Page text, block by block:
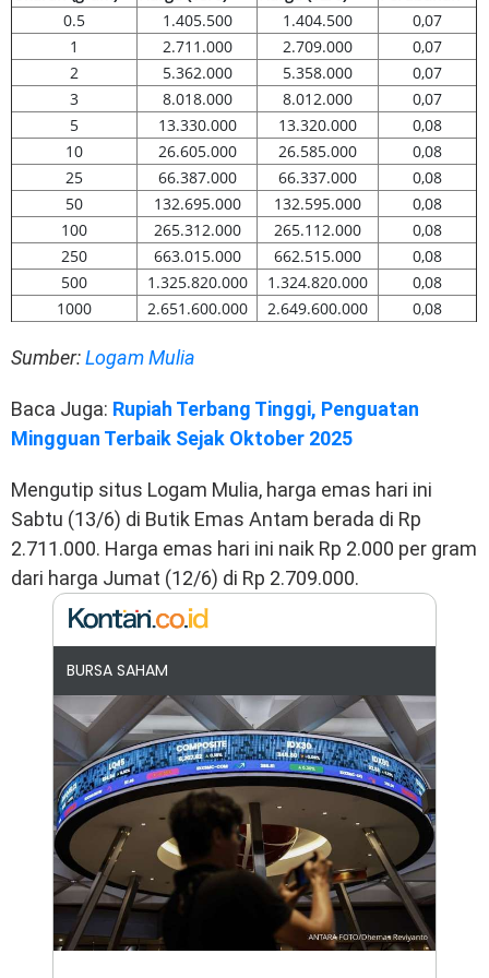
0.5
1.405.500 1.404.500
0,07
1
2.711.000 2.709.000
0,07
2
5.362.000 5.358.000
0,07
3
8.018.000 8.012.000
0,07
5
13.330.000 13.320.000
0,08
10
26.605.000 26.585.000
0,08
25
66.387.000 66.337.000
0,08
50
132.695.000 132.595.000
0,08
100
265.312.000 265.112.000
0,08
250
663.015.000 662.515.000
0,08
500
1.325.820.000 1.324.820.000
0,08
1000
2.651.600.000 2.649.600.000 0,08
Sumber:Logam Mulia
Baca Juga: Rupiah Terbang Tinggi, Penguatan
Mingguan Terbaik Sejak Oktober 2025
Mengutip situs Logam Mulia, harga emas hari ini
Sabtu (13/6) di Butik Emas Antam berada di Rp
2.711.000. Harga emas hari ini naik Rp 2.000 per gram
dari harga Jumat (12/6) di Rp 2.709.000.
BURSA SAHAM